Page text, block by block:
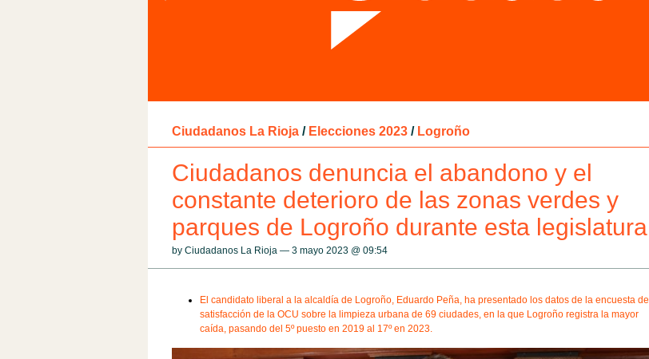
Ciudadanos La Rioja / Elecciones 2023 / Logroño
Ciudadanos denuncia el abandono y el
constante deterioro de las zonas verdes y
parques de Logroño durante esta legislatura
by Ciudadanos La Rioja — 3 mayo 2023 @ 09:54
El candidato liberal a la alcaldía de Logroño, Eduardo Peña, ha presentado los datos de la encuesta de
satisfacción de la OCU sobre la limpieza urbana de 69 ciudades, en la que Logroño registra la mayor
caída, pasando del 5º puesto en 2019 al 17º en 2023.